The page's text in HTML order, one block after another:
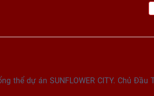
thể dự án SUNFLOWER CITY. Chủ Đầu